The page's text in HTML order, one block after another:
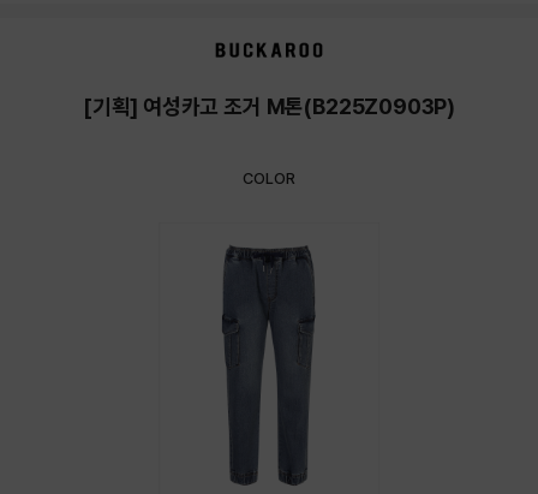
[기획] 여성카고 조거 M톤(B225Z0903P)
COLOR